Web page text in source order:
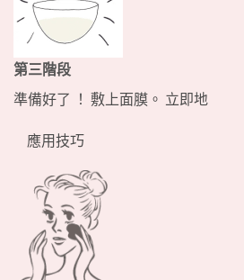
第三階段
準備好了 ！ 敷上面膜。 立即地
應用技巧